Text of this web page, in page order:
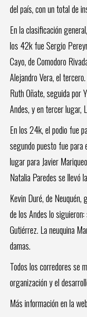
del país, con un total de
En la clasificación
los 42k fue Sergio
Cayo, de Comodoro
Alejandro Vera, el
Ruth Oñate, seguida por
Andes, y en tercer lugar,
En los 24k, el podio fue
segundo puesto fue para
lugar para Javier
Natalia Paredes se llevó
Kevin Duré, de Neuquén,
de los Andes lo
Gutiérrez. La neuquina
damas.
Todos los corredores se
organización y el
Más información en la